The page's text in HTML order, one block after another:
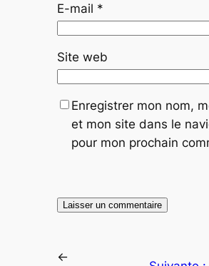
E-mail *
Site web
Enregistrer mon nom,
et mon site dans le
pour mon prochain
←